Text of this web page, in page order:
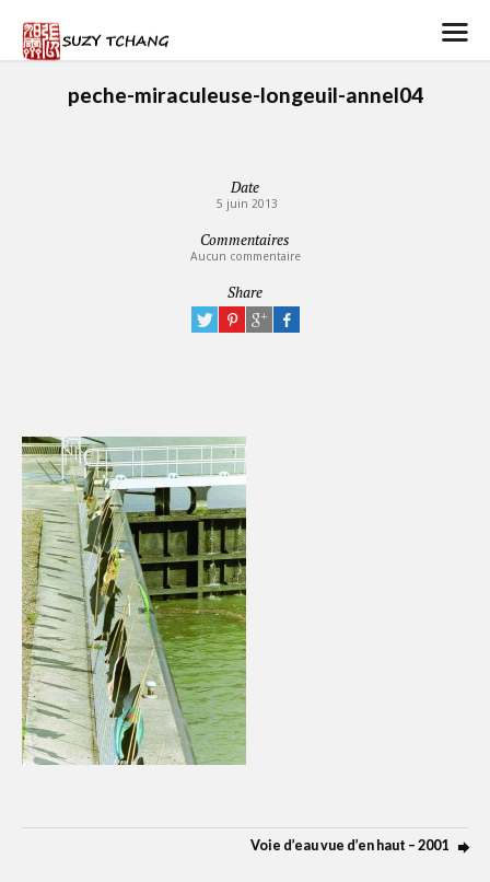
peche-miraculeuse-longeuil-annel04
Date
5 juin 2013
Commentaires
Aucun commentaire
Share
Voie d’eau vue d’en haut – 2001